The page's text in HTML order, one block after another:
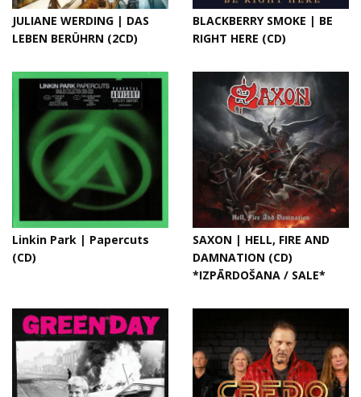
JULIANE WERDING | DAS
LEBEN BERÜHRN (2CD)
BLACKBERRY SMOKE | BE
RIGHT HERE (CD)
Linkin Park | Papercuts
(CD)
SAXON | HELL, FIRE AND
DAMNATION (CD)
*IZPĀRDOŠANA / SALE*